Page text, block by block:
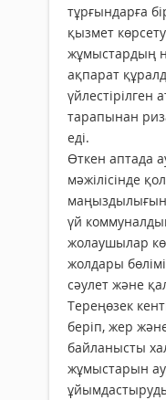
тұрғындарға
қызмет
жұмыстардың
ақпарат
үйлестірілген
тарапынан
еді.
Өткен аптада
мәжілісінде
маңыздылығын
үй
жолаушылар
жолдары
сәулет және
Тереңөзек
беріп, жер
байланысты
жұмыстарын